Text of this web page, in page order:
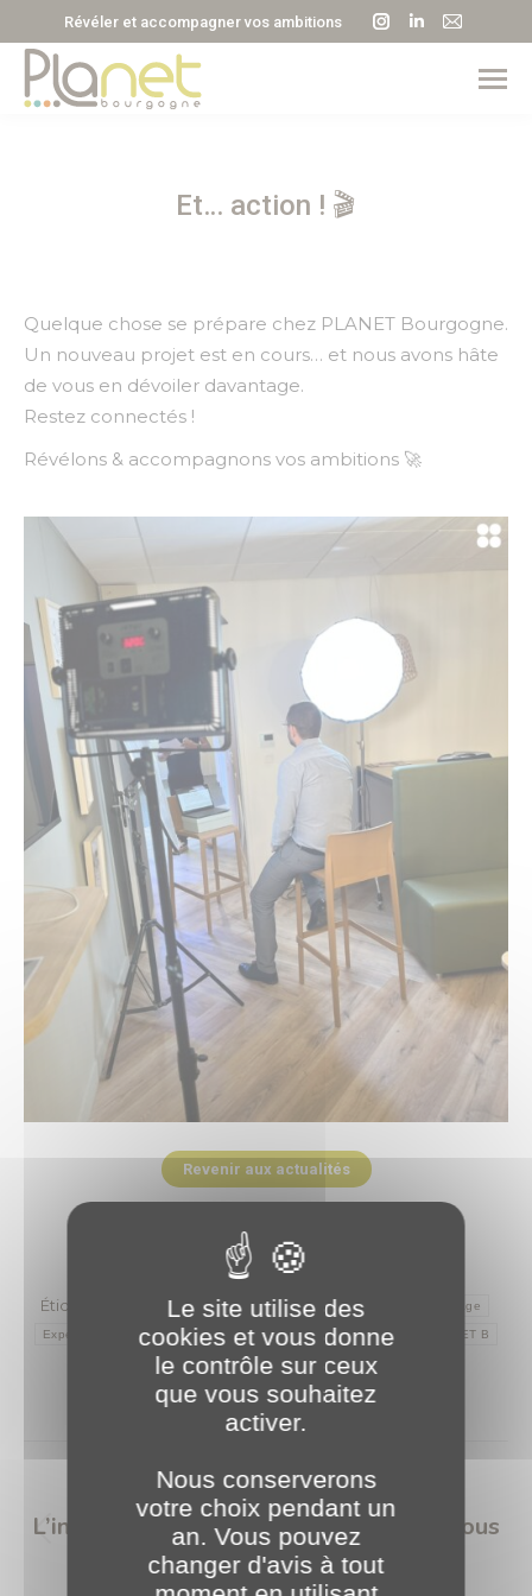
Révéler et accompagner vos ambitions
La
page
Instagram
La
page
LinkedIn
La
page
E-
Et… action ! 🎬
Quelque chose se prépare chez PLANET Bourgogne.
Un nouveau projet est en cours… et nous avons hâte
de vous en dévoiler davantage.
Restez connectés !
Révélons & accompagnons vos ambitions 🚀
Revenir aux actualités
2026,Évènements
Étiquettes : 30 ans d'expertise collaboration Elitimage
Expertise JPM JPM Partner JPM Partner x PLANET B PLANET B
PLANET Bourgogne tournage video
Navigation
article PRÉCÉDENT
Article
précédent
L’intelligence artificielle : un sujet qui vous
parle ? 🚀
Le site utilise des
cookies et vous donne
le contrôle sur ceux
que vous souhaitez
activer.
Nous conserverons
votre choix pendant un
an. Vous pouvez
changer d'avis à tout